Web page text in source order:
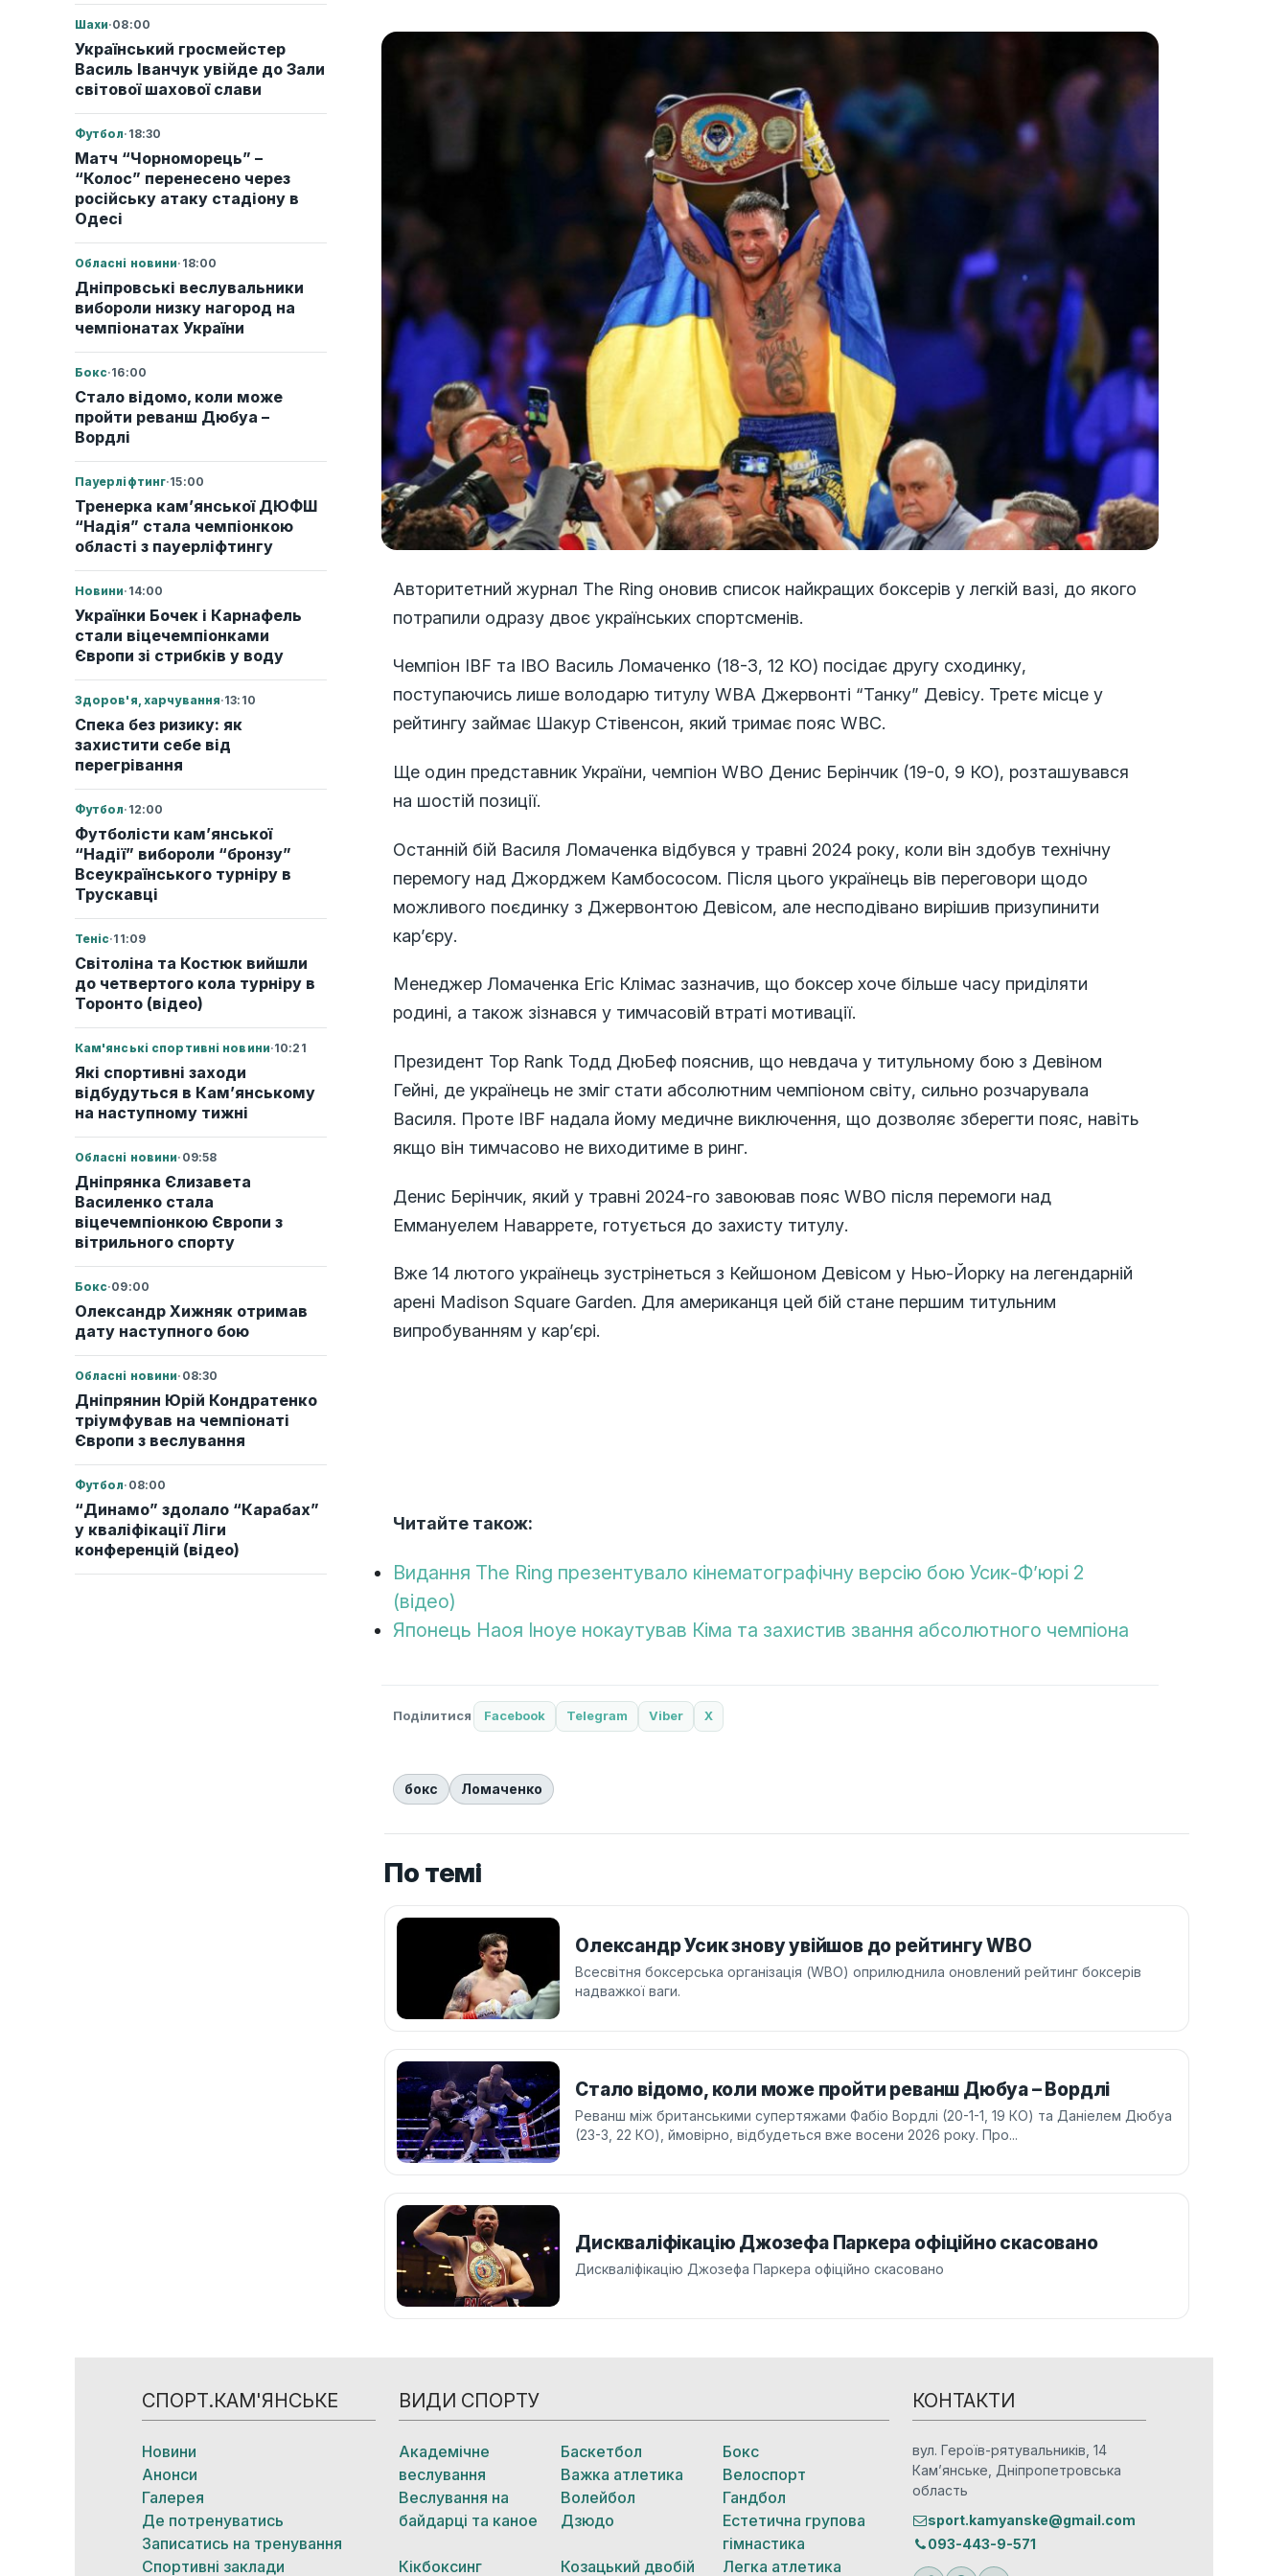
Шахи·08:00
Український гросмейстер
Василь Іванчук увійде до Зали
світової шахової слави
Футбол· 18:30
Матч “Чорноморець” –
“Колос” перенесено через
російську атаку стадіону в
Одесі
Обласні новини· 18:00
Дніпровські веслувальники
вибороли низку нагород на
чемпіонатах України
Бокс·16:00
Стало відомо, коли може
пройти реванш Дюбуа –
Вордлі
Пауерліфтинг·15:00
Тренерка кам’янської ДЮФШ
“Надія” стала чемпіонкою
області з пауерліфтингу
Новини· 14:00
Українки Бочек і Карнафель
стали віцечемпіонками
Європи зі стрибків у воду
Здоров'я, харчування·13:10
Спека без ризику: як
захистити себе від
перегрівання
Футбол· 12:00
Футболісти кам’янської
“Надії” вибороли “бронзу”
Всеукраїнського турніру в
Трускавці
Теніс·11:09
Світоліна та Костюк вийшли
до четвертого кола турніру в
Торонто (відео)
Кам'янські спортивні новини·10:21
Які спортивні заходи
відбудуться в Кам’янському
на наступному тижні
Обласні новини· 09:58
Дніпрянка Єлизавета
Василенко стала
віцечемпіонкою Європи з
вітрильного спорту
Бокс·09:00
Олександр Хижняк отримав
дату наступного бою
Обласні новини· 08:30
Дніпрянин Юрій Кондратенко
тріумфував на чемпіонаті
Європи з веслування
Футбол· 08:00
“Динамо” здолало “Карабах”
у кваліфікації Ліги
конференцій (відео)
Авторитетний журнал The Ring оновив список найкращих боксерів у легкій вазі, до якого
потрапили одразу двоє українських спортсменів.
Чемпіон IBF та IBO Василь Ломаченко (18-3, 12 КО) посідає другу сходинку,
поступаючись лише володарю титулу WBA Джервонті “Танку” Девісу. Третє місце у
рейтингу займає Шакур Стівенсон, який тримає пояс WBC.
Ще один представник України, чемпіон WBO Денис Берінчик (19-0, 9 КО), розташувався
на шостій позиції.
Останній бій Василя Ломаченка відбувся у травні 2024 року, коли він здобув технічну
перемогу над Джорджем Камбососом. Після цього українець вів переговори щодо
можливого поєдинку з Джервонтою Девісом, але несподівано вирішив призупинити
кар’єру.
Менеджер Ломаченка Егіс Клімас зазначив, що боксер хоче більше часу приділяти
родині, а також зізнався у тимчасовій втраті мотивації.
Президент Top Rank Тодд ДюБеф пояснив, що невдача у титульному бою з Девіном
Гейні, де українець не зміг стати абсолютним чемпіоном світу, сильно розчарувала
Василя. Проте IBF надала йому медичне виключення, що дозволяє зберегти пояс, навіть
якщо він тимчасово не виходитиме в ринг.
Денис Берінчик, який у травні 2024-го завоював пояс WBO після перемоги над
Еммануелем Наваррете, готується до захисту титулу.
Вже 14 лютого українець зустрінеться з Кейшоном Девісом у Нью-Йорку на легендарній
арені Madison Square Garden. Для американця цей бій стане першим титульним
випробуванням у кар’єрі.
Читайте також:
Видання The Ring презентувало кінематографічну версію бою Усик-Ф’юрі 2
(відео)
Японець Наоя Іноуе нокаутував Кіма та захистив звання абсолютного чемпіона
Поділитися Facebook Telegram Viber X
бокс Ломаченко
По темі
Олександр Усик знову увійшов до рейтингу WBO
Всесвітня боксерська організація (WBO) оприлюднила оновлений рейтинг боксерів
надважкої ваги.
Стало відомо, коли може пройти реванш Дюбуа – Вордлі
Реванш між британськими супертяжами Фабіо Вордлі (20-1-1, 19 КО) та Даніелем Дюбуа
(23-3, 22 КО), ймовірно, відбудеться вже восени 2026 року. Про...
Дискваліфікацію Джозефа Паркера офіційно скасовано
Дискваліфікацію Джозефа Паркера офіційно скасовано
СПОРТ.КАМ'ЯНСЬКЕ
Новини
Анонси
Галерея
Де потренуватись
Записатись на тренування
Спортивні заклади
ВИДИ СПОРТУ
Академічне
веслування
Баскетбол
Бокс
Важка атлетика
Велоспорт
Веслування на
байдарці та каное
Волейбол
Гандбол
Дзюдо
Естетична групова
гімнастика
Кікбоксинг
Козацький двобій Легка атлетика
КОНТАКТИ
вул. Героїв-рятувальників, 14
Кам’янське, Дніпропетровська
область
sport.kamyanske@gmail.com
093-443-9-571